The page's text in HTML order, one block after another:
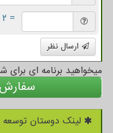
= ۲ بعلاوه ۳
ارسال نظر
میخواهید برنامه ای
سفارش
لینک دوستان توسعه